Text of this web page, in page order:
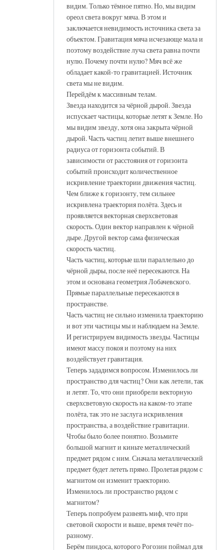
видим. Только тёмное пятно. Но, мы видим
ореол света вокруг мяча. В этом и
заключается невидимость источника света за
объектом. Гравитация мяча исчезающе мала и
поэтому воздействие луча света равна почти
нулю. Почему почти нулю? Мяч всё же
обладает какой-то гравитацией. Источник
света мы не видим.
Перейдём к массивным телам.
Звезда находится за чёрной дырой. Звезда
испускает частицы, которые летят к Земле. Но
мы видим звезду, хотя она закрыта чёрной
дырой. Часть частиц летит выше внешнего
радиуса от горизонта событий. В
зависимости от расстояния от горизонта
событий происходит количественное
искривление траектории движения частиц.
Чем ближе к горизонту, тем сильнее
искривлена траектория полёта. Здесь и
проявляется векторная сверхсветовая
скорость. Один вектор направлен к чёрной
дыре. Другой вектор сама физическая
скорость частиц.
Часть частиц, которые шли параллельно до
чёрной дыры, после неё пересекаются. На
этом и основана геометрия Лобачевского.
Прямые параллельные пересекаются в
пространстве.
Часть частиц не сильно изменила траекторию
и вот эти частицы мы и наблюдаем на Земле.
И регистрируем видимость звезды. Частицы
имеют массу покоя и поэтому на них
воздействует гравитация.
Теперь зададимся вопросом. Изменилось ли
пространство для частиц? Они как летели, так
и летят. То, что они приобрели векторную
сверхсветовую скорость на каком-то этапе
полёта, так это не заслуга искривления
пространства, а воздействие гравитации.
Чтобы было более понятно. Возьмите
большой магнит и киньте металлический
предмет рядом с ним. Сначала металлический
предмет будет лететь прямо. Пролетая рядом с
магнитом он изменит траекторию.
Изменилось ли пространство рядом с
магнитом?
Теперь попробуем развеять миф, что при
световой скорости и выше, время течёт по-
разному.
Берём пиндоса, которого Рогозин поймал для